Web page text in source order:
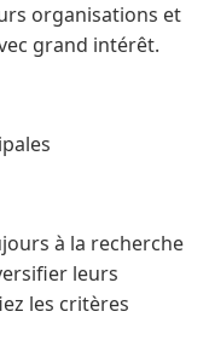
organisations et
grand intérêt.
à la recherche
leurs
les critères